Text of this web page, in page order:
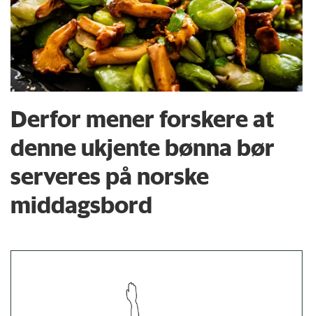
Derfor mener forskere at
denne ukjente bønna bør
serveres på norske
middagsbord